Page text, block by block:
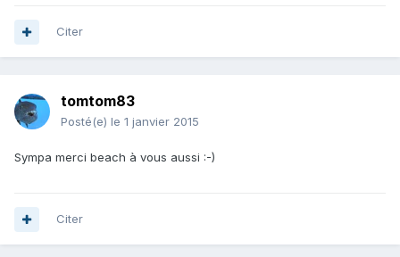
Citer
tomtom83
Posté(e) le 1 janvier 2015
Sympa merci beach à vous aussi :-)
Citer